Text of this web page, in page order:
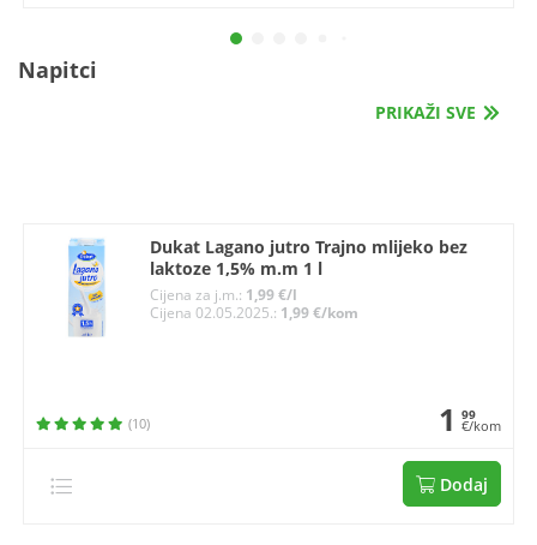
Napitci
PRIKAŽI SVE
Dukat Lagano jutro Trajno mlijeko bez
laktoze 1,5% m.m 1 l
Cijena za j.m.: 1,99 €/l
Cijena 02.05.2025.: 1,99 €/kom
(10) 1 99
€/kom
Dodaj